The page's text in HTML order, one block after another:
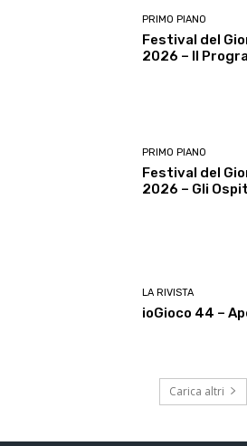
PRIMO PIANO
Festival del
2026 – Il
PRIMO PIANO
Festival del
2026 – Gli
LA RIVISTA
ioGioco 44 –
Carica altri